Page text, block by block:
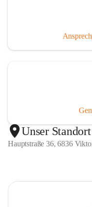
Unser Standort
Hauptstraße 36, 6836